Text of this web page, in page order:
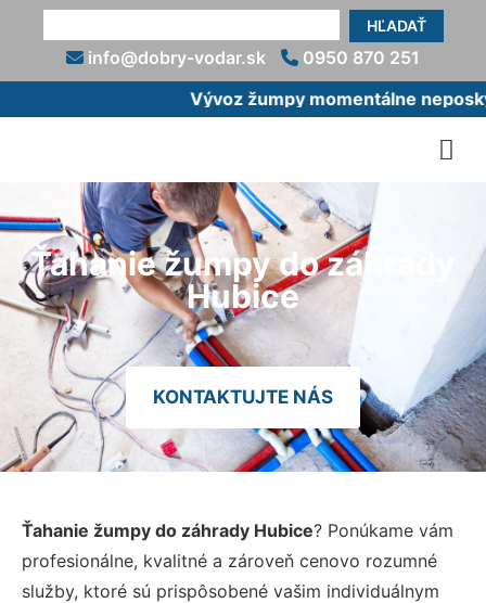
HĽADAŤ
info@dobry-vodar.sk
0950 870 251
Vývoz žumpy momentálne
Ťahanie žumpy do záhrady
Hubice
KONTAKTUJTE NÁS
Ťahanie žumpy do záhrady Hubice? Ponúkame vám
profesionálne, kvalitné a zároveň cenovo rozumné
služby, ktoré sú prispôsobené vašim individuálnym